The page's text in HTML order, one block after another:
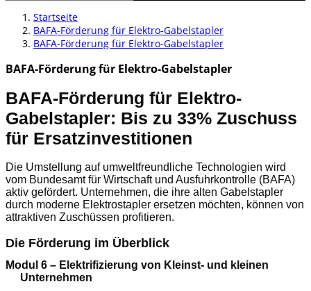
Startseite
BAFA-Förderung für Elektro-Gabelstapler
BAFA-Förderung für Elektro-Gabelstapler
BAFA-Förderung für Elektro-Gabelstapler
BAFA-Förderung für Elektro-
Gabelstapler: Bis zu 33% Zuschuss
für Ersatzinvestitionen
Die Umstellung auf umweltfreundliche Technologien wird
vom Bundesamt für Wirtschaft und Ausfuhrkontrolle (BAFA)
aktiv gefördert. Unternehmen, die ihre alten Gabelstapler
durch moderne Elektrostapler ersetzen möchten, können von
attraktiven Zuschüssen profitieren.
Die Förderung im Überblick
Modul 6 – Elektrifizierung von Kleinst- und kleinen
Unternehmen